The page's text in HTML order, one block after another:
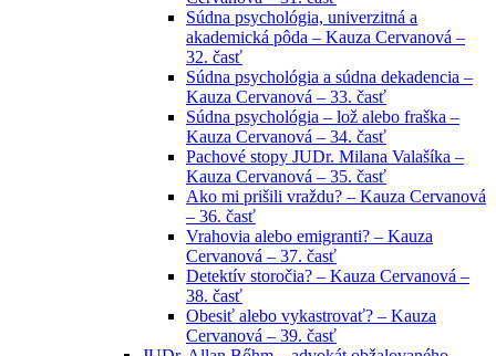
Súdna psychológia, univerzitná a
akademická pôda – Kauza Cervanová –
32. časť
Súdna psychológia a súdna dekadencia –
Kauza Cervanová – 33. časť
Súdna psychológia – lož alebo fraška –
Kauza Cervanová – 34. časť
Pachové stopy JUDr. Milana Valašíka –
Kauza Cervanová – 35. časť
Ako mi prišili vraždu? – Kauza Cervanová
– 36. časť
Vrahovia alebo emigranti? – Kauza
Cervanová – 37. časť
Detektív storočia? – Kauza Cervanová –
38. časť
Obesiť alebo vykastrovať? – Kauza
Cervanová – 39. časť